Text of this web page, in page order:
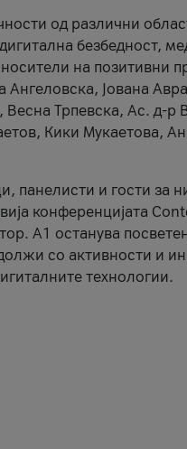
од различни
безбедност,
на позитивни
Јована
Трпевска, Ас. д-р
Кики Мукаетова,
панелисти и гости за
конференцијата
А1 останува
со активности и
технологии.